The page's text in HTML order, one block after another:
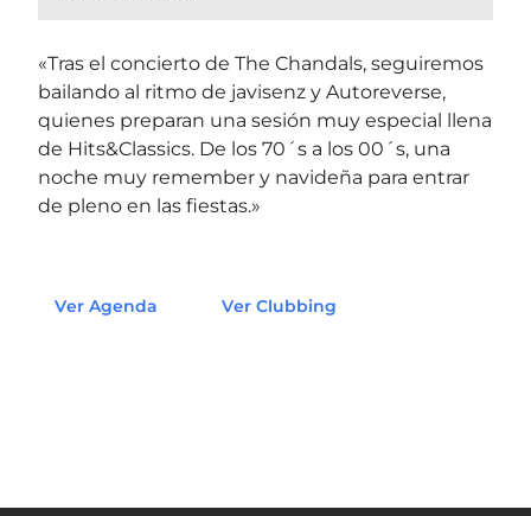
«Tras el concierto de The Chandals, seguiremos
bailando al ritmo de javisenz y Autoreverse,
quienes preparan una sesión muy especial llena
de Hits&Classics. De los 70´s a los 00´s, una
noche muy remember y navideña para entrar
de pleno en las fiestas.»
Ver Agenda Ver Clubbing